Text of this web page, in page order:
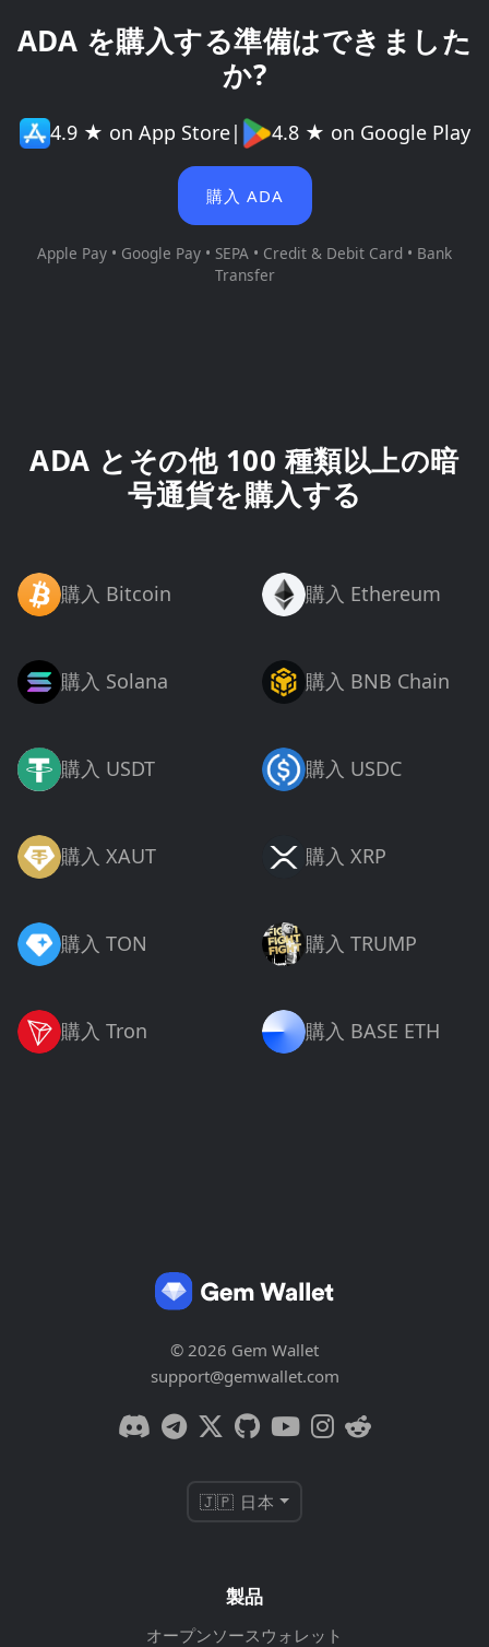
ADA を購入する準備はできました
か?
4.9 ★ on App Store| 4.8 ★ on Google Play
購入 ADA
Apple Pay • Google Pay • SEPA • Credit & Debit Card • Bank
Transfer
ADA とその他 100 種類以上の暗
号通貨を購入する
購入 Bitcoin 購入 Ethereum
購入 Solana 購入 BNB Chain
購入 USDT 購入 USDC
購入 XAUT 購入 XRP
購入 TON 購入 TRUMP
購入 Tron 購入 BASE ETH
© 2026 Gem Wallet
support@gemwallet.com
🇯🇵 日本
製品
オープンソースウォレット